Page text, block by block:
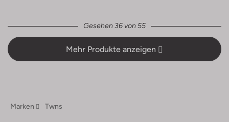
Gesehen 36 von 55
Mehr Produkte anzeigen
Marken Twns